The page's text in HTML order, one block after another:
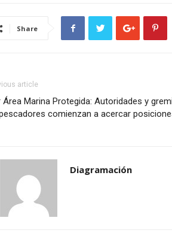
Share
article
Área Marina Protegida: Autoridades y
comienzan a acercar
Diagramación